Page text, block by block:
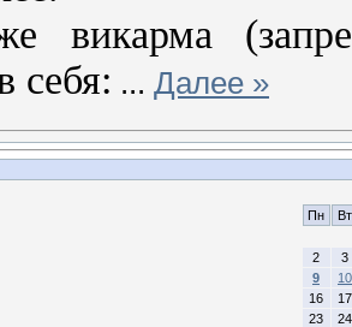
викарма
себя: ... Далее »
Пн Вт
2
3
9
10
16
17
23
24